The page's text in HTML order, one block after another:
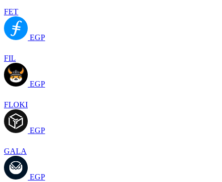
FET
EGP
FIL
EGP
FLOKI
EGP
GALA
EGP